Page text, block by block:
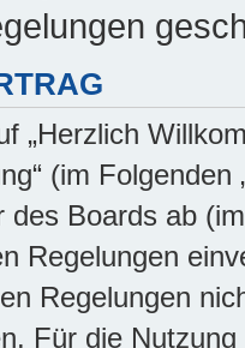
„Herzlich
(im
Boards ab
Regelungen
Regelungen
Für die